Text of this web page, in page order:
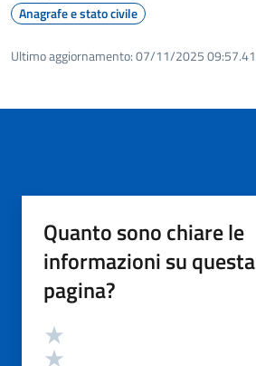
Anagrafe e stato civile
Ultimo aggiornamento:07/11/2025 09:57.41
Quanto sono chiare le
informazioni su questa
pagina?
Valutazione